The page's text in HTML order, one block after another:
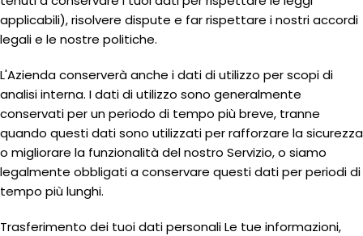
applicabili), risolvere dispute e far rispettare i nostri accordi
legali e le nostre politiche.
L'Azienda conserverà anche i dati di utilizzo per scopi di
analisi interna. I dati di utilizzo sono generalmente
conservati per un periodo di tempo più breve, tranne
quando questi dati sono utilizzati per rafforzare la sicurezza
o migliorare la funzionalità del nostro Servizio, o siamo
legalmente obbligati a conservare questi dati per periodi di
tempo più lunghi.
Trasferimento dei tuoi dati personali Le tue informazioni,